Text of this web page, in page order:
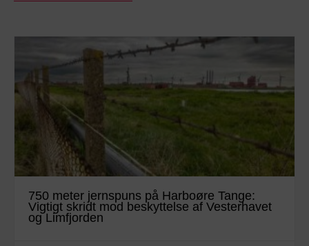
750 meter jernspuns på Harboøre Tange:
Vigtigt skridt mod beskyttelse af Vesterhavet
og Limfjorden